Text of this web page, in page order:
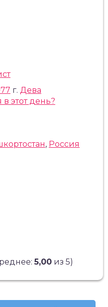
г. Дева
этот день?
, Россия
5,00 из 5)